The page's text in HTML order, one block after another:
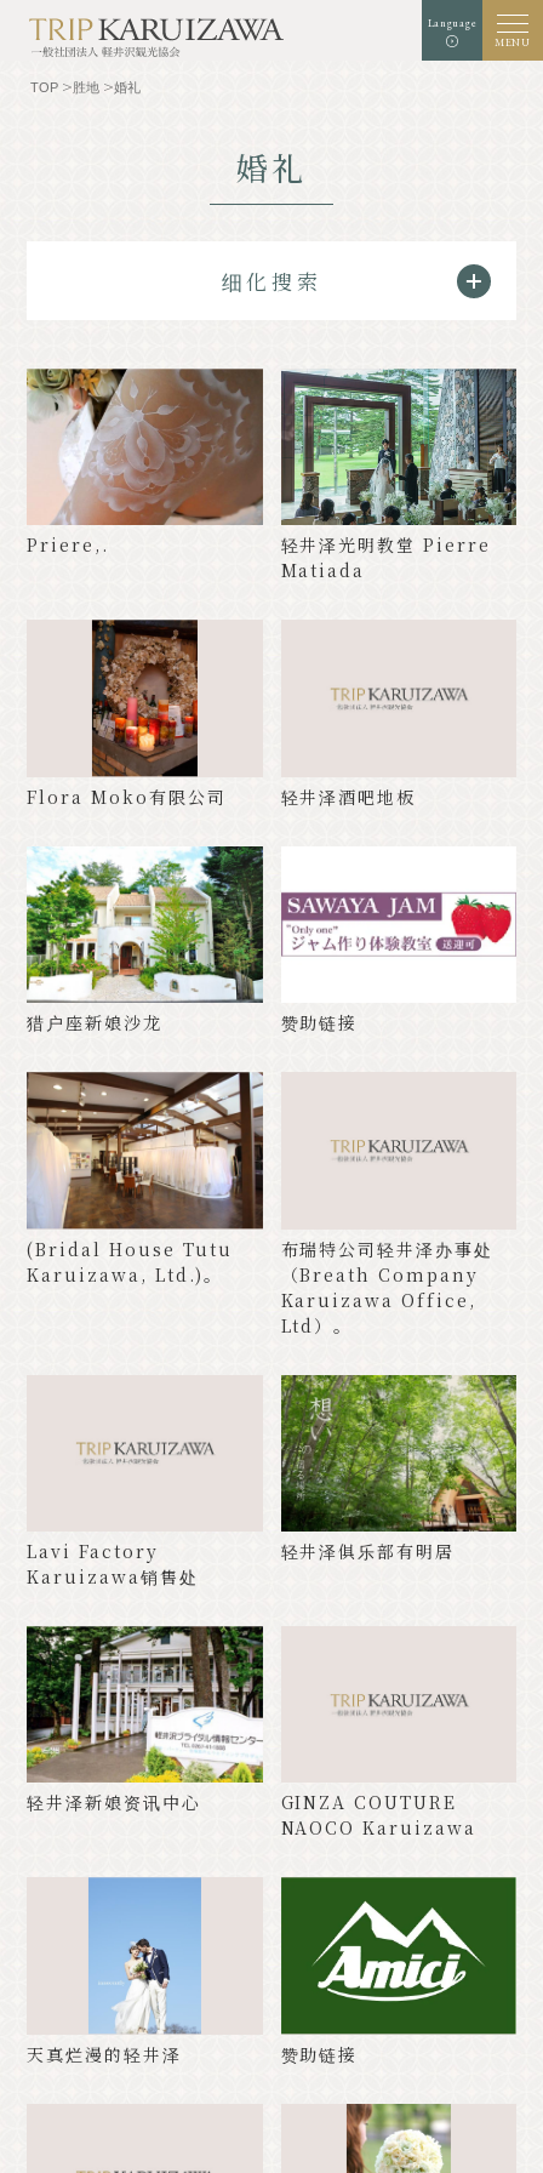
Language
MENU
黑 绿色 字符大小
了解轻井泽
自然
胜地
经典
经验和艺术
商店
示范课程
活动
访问
其他协会成员
关于旅游协会
隐私政策
PR
TOP 胜地 婚礼
婚礼
细化搜索
Priere,.
轻井泽光明教堂 Pierre
Matiada
Flora Moko有限公司 轻井泽酒吧地板
猎户座新娘沙龙 赞助链接
(Bridal House Tutu
Karuizawa, Ltd.)。
布瑞特公司轻井泽办事处
（Breath Company
Karuizawa Office,
Ltd）。
Lavi Factory
Karuizawa销售处
轻井泽俱乐部有明居
轻井泽新娘资讯中心
GINZA COUTURE
NAOCO Karuizawa
天真烂漫的轻井泽 赞助链接